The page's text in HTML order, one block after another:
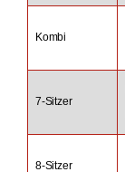
Kombi
7-Sitzer
8-Sitzer